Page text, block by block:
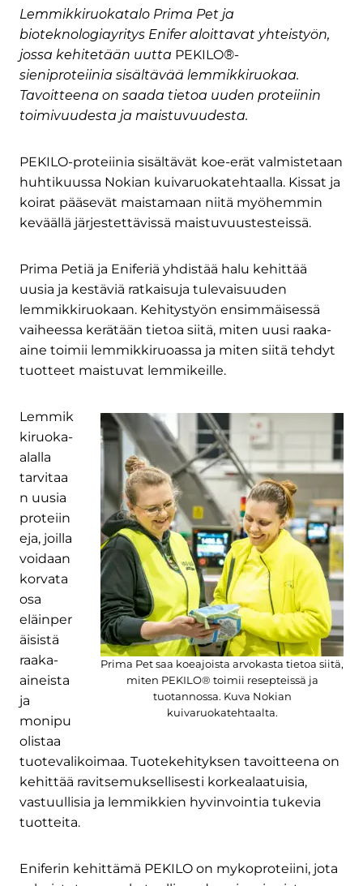
Lemmikkiruokatalo Prima Pet ja
bioteknologiayritys Enifer aloittavat yhteistyön,
jossa kehitetään uutta PEKILO®-
sieniproteiinia sisältävää lemmikkiruokaa.
Tavoitteena on saada tietoa uuden proteiinin
toimivuudesta ja maistuvuudesta.
PEKILO-proteiinia sisältävät koe-erät valmistetaan
huhtikuussa Nokian kuivaruokatehtaalla. Kissat ja
koirat pääsevät maistamaan niitä myöhemmin
keväällä järjestettävissä maistuvuustesteissä.
Prima Petiä ja Eniferiä yhdistää halu kehittää
uusia ja kestäviä ratkaisuja tulevaisuuden
lemmikkiruokaan. Kehitystyön ensimmäisessä
vaiheessa kerätään tietoa siitä, miten uusi raaka-
aine toimii lemmikkiruoassa ja miten siitä tehdyt
tuotteet maistuvat lemmikeille.
Prima Pet saa koeajoista arvokasta tietoa siitä,
miten PEKILO® toimii resepteissä ja
tuotannossa. Kuva Nokian
kuivaruokatehtaalta.
Lemmik
kiruoka-
alalla
tarvitaa
n uusia
proteiin
eja, joilla
voidaan
korvata
osa
eläinper
äisistä
raaka-
aineista
ja
monipu
olistaa
tuotevalikoimaa. Tuotekehityksen tavoitteena on
kehittää ravitsemuksellisesti korkealaatuisia,
vastuullisia ja lemmikkien hyvinvointia tukevia
tuotteita.
Eniferin kehittämä PEKILO on mykoproteiini, jota